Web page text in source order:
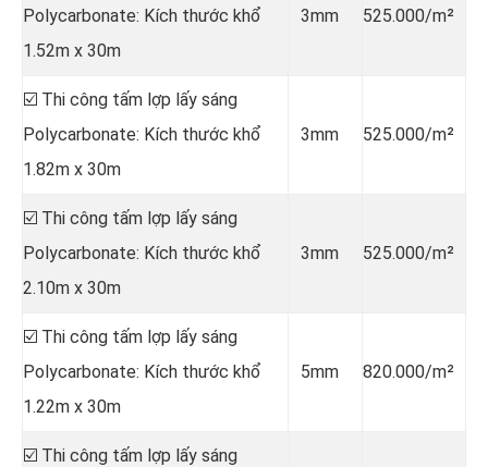
Polycarbonate: Kích thước khổ
1.52m x 30m
3mm 525.000/m²
☑️ Thi công tấm lợp lấy sáng
Polycarbonate: Kích thước khổ
1.82m x 30m
3mm 525.000/m²
☑️ Thi công tấm lợp lấy sáng
Polycarbonate: Kích thước khổ
2.10m x 30m
3mm 525.000/m²
☑️ Thi công tấm lợp lấy sáng
Polycarbonate: Kích thước khổ
1.22m x 30m
5mm 820.000/m²
☑️ Thi công tấm lợp lấy sáng